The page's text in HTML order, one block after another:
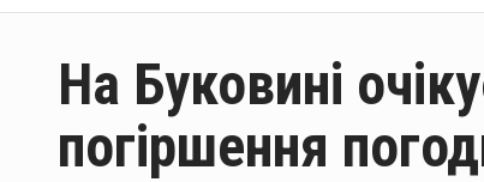
На Буковині
погіршення